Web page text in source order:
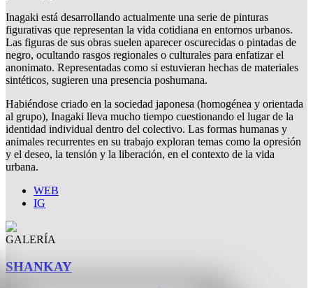
Inagaki está desarrollando actualmente una serie de pinturas
figurativas que representan la vida cotidiana en entornos urbanos.
Las figuras de sus obras suelen aparecer oscurecidas o pintadas de
negro, ocultando rasgos regionales o culturales para enfatizar el
anonimato. Representadas como si estuvieran hechas de materiales
sintéticos, sugieren una presencia poshumana.
Habiéndose criado en la sociedad japonesa (homogénea y orientada
al grupo), Inagaki lleva mucho tiempo cuestionando el lugar de la
identidad individual dentro del colectivo. Las formas humanas y
animales recurrentes en su trabajo exploran temas como la opresión
y el deseo, la tensión y la liberación, en el contexto de la vida
urbana.
WEB
IG
GALERÍA
SHANKAY